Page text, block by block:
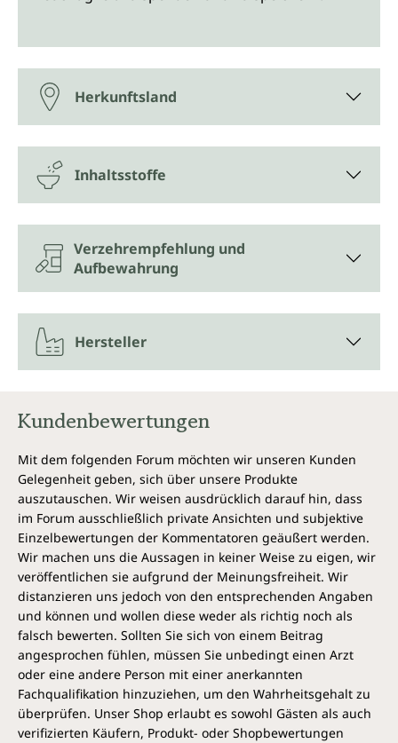
Herkunftsland
Inhaltsstoffe
Verzehrempfehlung und
Aufbewahrung
Hersteller
Kundenbewertungen
Mit dem folgenden Forum möchten wir unseren Kunden
Gelegenheit geben, sich über unsere Produkte
auszutauschen. Wir weisen ausdrücklich darauf hin, dass
im Forum ausschließlich private Ansichten und subjektive
Einzelbewertungen der Kommentatoren geäußert werden.
Wir machen uns die Aussagen in keiner Weise zu eigen, wir
veröffentlichen sie aufgrund der Meinungsfreiheit. Wir
distanzieren uns jedoch von den entsprechenden Angaben
und können und wollen diese weder als richtig noch als
falsch bewerten. Sollten Sie sich von einem Beitrag
angesprochen fühlen, müssen Sie unbedingt einen Arzt
oder eine andere Person mit einer anerkannten
Fachqualifikation hinzuziehen, um den Wahrheitsgehalt zu
überprüfen. Unser Shop erlaubt es sowohl Gästen als auch
verifizierten Käufern, Produkt- oder Shopbewertungen